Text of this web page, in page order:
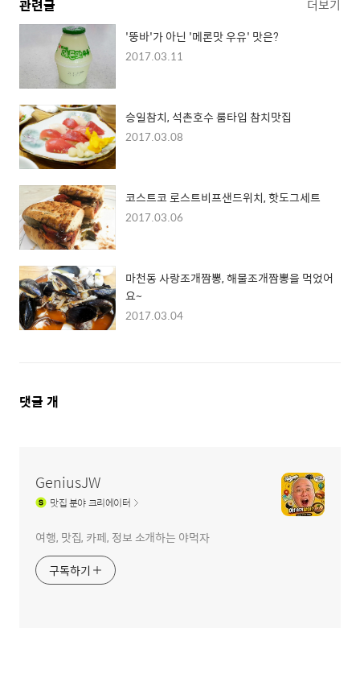
관련글 더보기
'뚱바'가 아닌 '메론맛 우유' 맛은?
2017.03.11
승일참치, 석촌호수 룸타입 참치맛집
2017.03.08
코스트코 로스트비프샌드위치, 핫도그세트
2017.03.06
마천동 사랑조개짬뽕, 해물조개짬뽕을 먹었어
요~
2017.03.04
댓
댓글 개
GeniusJW
맛집분야 크리에이터
여행, 맛집, 카페, 정보 소개하는 야먹자
구독하기